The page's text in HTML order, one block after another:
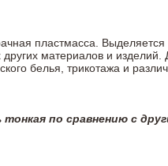
пластмасса.
материалов и
белья, трикотажа и
тонкая по сравнению с